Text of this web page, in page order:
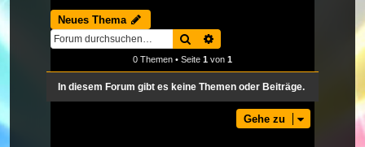
Neues Thema
Suche
0 Themen • Seite 1 von 1
In diesem Forum gibt es keine Themen oder Beiträge.
Gehe zu